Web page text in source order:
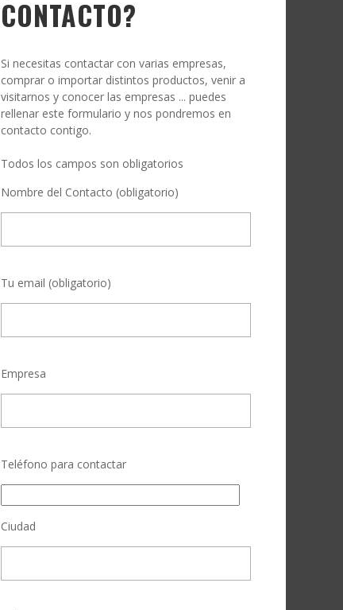
CONTACTO?
Si necesitas contactar con varias empresas,
comprar o importar distintos productos, venir a
visitarnos y conocer las empresas ... puedes
rellenar este formulario y nos pondremos en
contacto contigo.
Todos los campos son obligatorios
Nombre del Contacto (obligatorio)
Tu email (obligatorio)
Empresa
Teléfono para contactar
Ciudad